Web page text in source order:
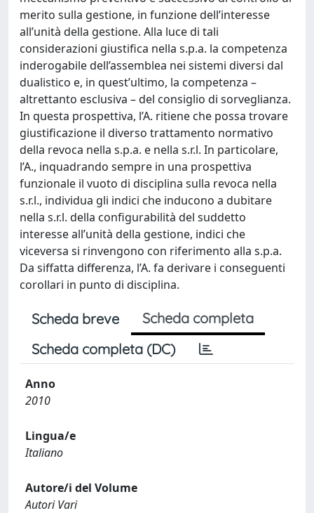
merito sulla gestione, in funzione dell’interesse
all’unità della gestione. Alla luce di tali
considerazioni giustifica nella s.p.a. la competenza
inderogabile dell’assemblea nei sistemi diversi dal
dualistico e, in quest’ultimo, la competenza –
altrettanto esclusiva – del consiglio di sorveglianza.
In questa prospettiva, l’A. ritiene che possa trovare
giustificazione il diverso trattamento normativo
della revoca nella s.p.a. e nella s.r.l. In particolare,
l’A., inquadrando sempre in una prospettiva
funzionale il vuoto di disciplina sulla revoca nella
s.r.l., individua gli indici che inducono a dubitare
nella s.r.l. della configurabilità del suddetto
interesse all’unità della gestione, indici che
viceversa si rinvengono con riferimento alla s.p.a.
Da siffatta differenza, l’A. fa derivare i conseguenti
corollari in punto di disciplina.
Scheda breve
Scheda completa
Scheda completa (DC)
Anno
2010
Lingua/e
Italiano
Autore/i del Volume
Autori Vari